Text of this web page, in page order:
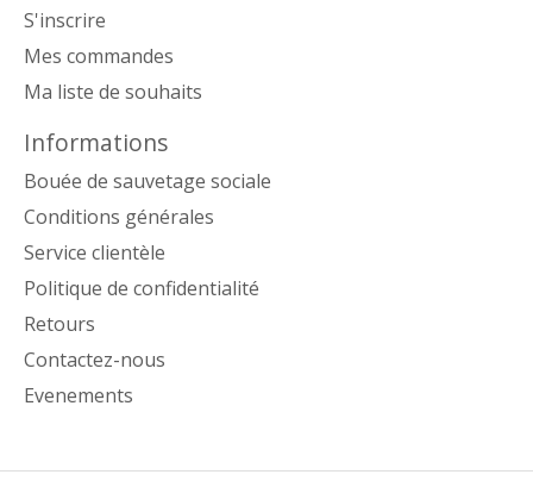
S'inscrire
Mes commandes
Ma liste de souhaits
Informations
Bouée de sauvetage sociale
Conditions générales
Service clientèle
Politique de confidentialité
Retours
Contactez-nous
Evenements